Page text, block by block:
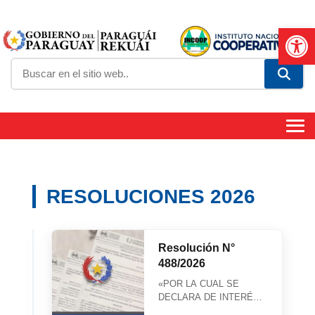
Abrir
RESOLUCIONES 2026
Resolución
N°
578/2026
«POR
LA
CUAL
Resolución N°
488/2026
«POR LA CUAL SE
DECLARA DE INTERÉS